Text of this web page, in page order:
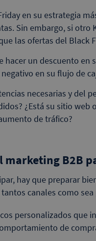
en su estrategia
Sin embargo, si otro
las ofertas del Black
hacer un descuento en
en su flujo de
necesarias y del
¿Está su sitio
de tráfico?
marketing B2B
hay que preparar
canales como
personalizados que
de